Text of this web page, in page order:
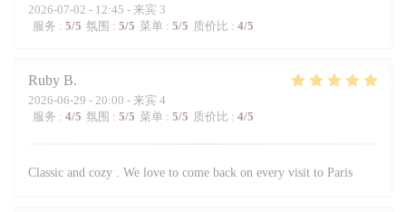
2026-07-02 - 12:45 - 来宾 3
服务 : 5/5 氛围 : 5/5 菜单 : 5/5 质价比 : 4/5
Ruby B
2026-06-29 - 20:00 - 来宾 4
服务 : 4/5 氛围 : 5/5 菜单 : 5/5 质价比 : 4/5
Classic and cozy . We love to come back on every visit to Paris